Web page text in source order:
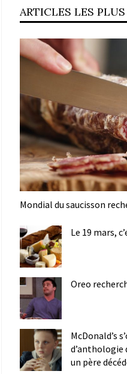
ARTICLES LES
Mondial du saucisson
Le 19 mars,
Oreo
McDonald’s
d’anthologie
un père